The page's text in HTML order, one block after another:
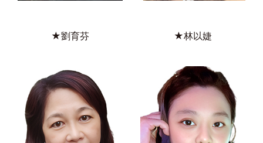
★劉育芬 ★林以婕